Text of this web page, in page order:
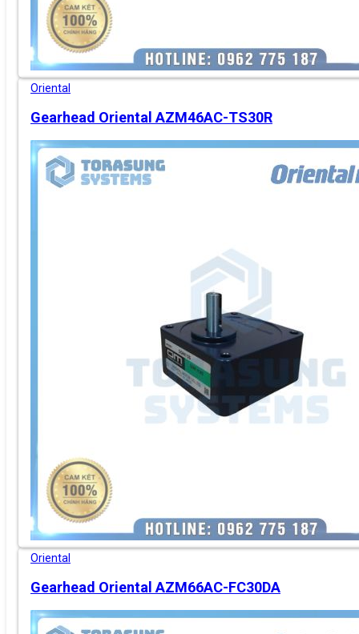
Oriental
Gearhead Oriental AZM46AC-TS30R
Oriental
Gearhead Oriental AZM66AC-FC30DA